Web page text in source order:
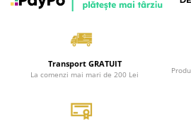
Transport GRATUIT
La comenzi mai mari de 200 Lei